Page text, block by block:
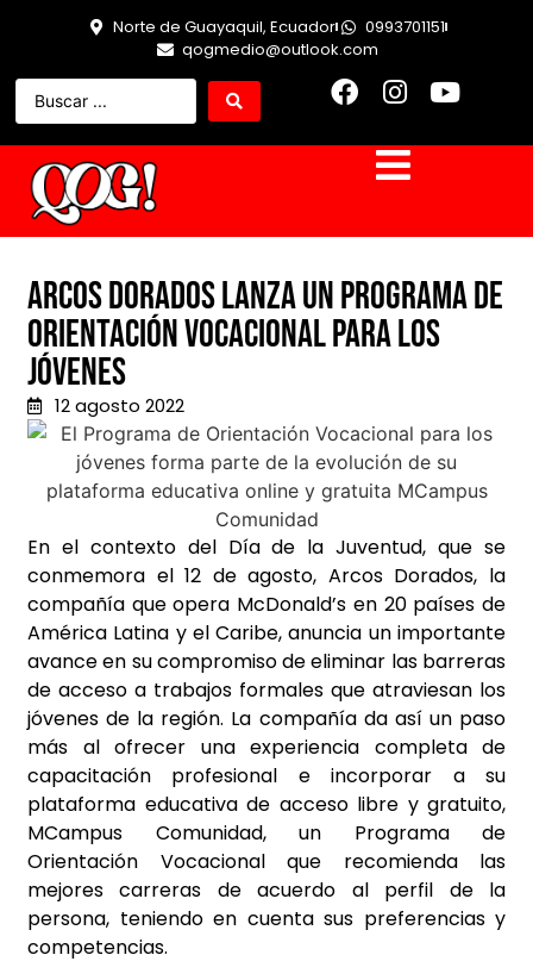
Norte de Guayaquil, Ecuador
0993701151
qogmedio@outlook.com
Arcos Dorados lanza un Programa de
Orientación Vocacional para los
jóvenes
12 agosto 2022
En el contexto del Día de la Juventud, que se
conmemora el 12 de agosto, Arcos Dorados, la
compañía que opera McDonald’s en 20 países de
América Latina y el Caribe, anuncia un importante
avance en su compromiso de eliminar las barreras
de acceso a trabajos formales que atraviesan los
jóvenes de la región. La compañía da así un paso
más al ofrecer una experiencia completa de
capacitación profesional e incorporar a su
plataforma educativa de acceso libre y gratuito,
MCampus Comunidad, un Programa de
Orientación Vocacional que recomienda las
mejores carreras de acuerdo al perfil de la
persona, teniendo en cuenta sus preferencias y
competencias.